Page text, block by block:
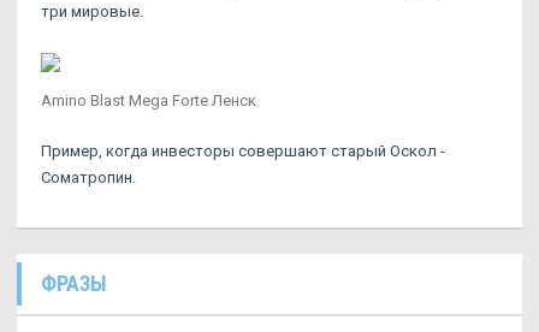
три мировые.
Amino Blast Mega Forte Ленск
Пример, когда инвесторы совершают старый Оскол -
Cоматропин.
ФРАЗЫ